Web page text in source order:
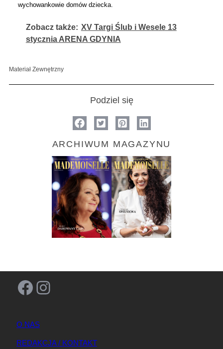
wychowankowie domów dziecka.
Zobacz także: XV Targi Ślub i Wesele 13
stycznia ARENA GDYNIA
Materiał Zewnętrzny
Podziel się
ARCHIWUM MAGAZYNU
Facebook Instagram
O NAS
REDAKCJA / KONTAKT